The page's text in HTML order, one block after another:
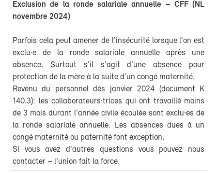
Exclusion de la ronde salariale annuelle – CFF (NL
novembre 2024)
Parfois cela peut amener de l'insécurité lorsque l'on est
exclu·e de la ronde salariale annuelle après une
absence. Surtout s'il s'agit d'une absence pour
protection de la mère à la suite d'un congé maternité.
Revenu du personnel dès janvier 2024 (document K
140.3): les collaborateurs·trices qui ont travaillé moins
de 3 mois durant l'année civile écoulée sont exclu·es de
la ronde salariale annuelle. Les absences dues à un
congé maternité ou paternité font exception.
Si vous avez d'autres questions vous pouvez nous
contacter – l'union fait la force.